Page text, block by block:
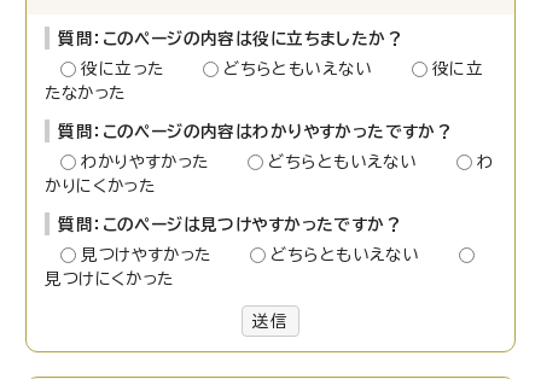
質問：このページの内容は役に立ちましたか？
役に立った
どちらともいえない
役に立
たなかった
質問：このページの内容はわかりやすかったですか？
わかりやすかった
どちらともいえない
わ
かりにくかった
質問：このページは見つけやすかったですか？
見つけやすかった
どちらともいえない
見つけにくかった
送信